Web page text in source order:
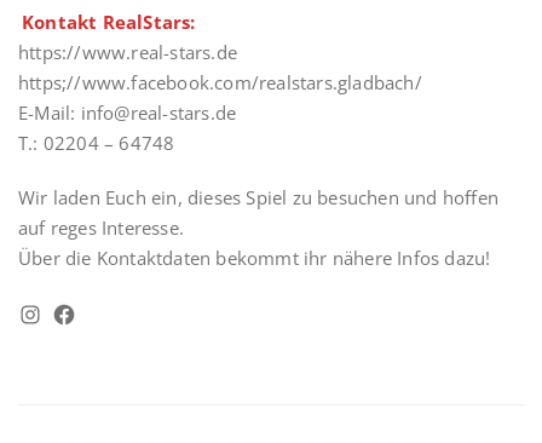
Kontakt RealStars:
https://www.real-stars.de
https;//www.facebook.com/realstars.gladbach/
E-Mail: info@real-stars.de
T.: 02204 – 64748
Wir laden Euch ein, dieses Spiel zu besuchen und hoffen
auf reges Interesse.
Über die Kontaktdaten bekommt ihr nähere Infos dazu!
Instagram
Facebook